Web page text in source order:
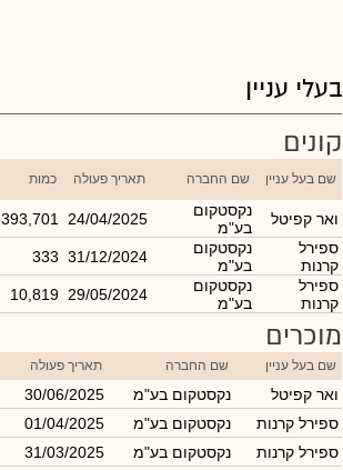
בעלי עניין
קונים
שם בעל עניין שם החברה תאריך פעולה כמות
ואר קפיטל
נקסטקום
בע"מ
24/04/2025
393,701
ספירל
קרנות
נקסטקום
בע"מ
31/12/2024
333
ספירל
קרנות
נקסטקום
בע"מ
29/05/2024
10,819
מוכרים
שם בעל עניין שם החברה תאריך פעולה
ואר קפיטל נקסטקום בע"מ 30/06/2025
ספירל קרנות
נקסטקום בע"מ 01/04/2025
ספירל קרנות
נקסטקום בע"מ 31/03/2025